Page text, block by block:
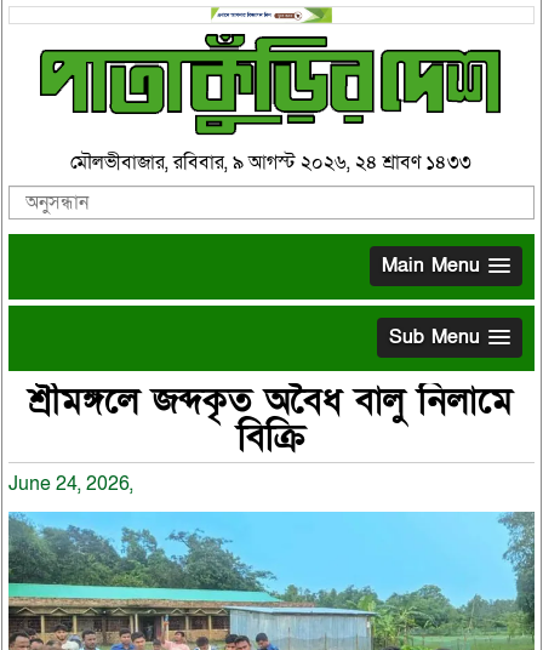
মৌলভীবাজার, রবিবার, ৯ আগস্ট ২০২৬, ২৪ শ্রাবণ ১৪৩৩
Main Menu
Sub Menu
শ্রীমঙ্গলে জব্দকৃত অবৈধ বালু নিলামে
বিক্রি
June 24, 2026,